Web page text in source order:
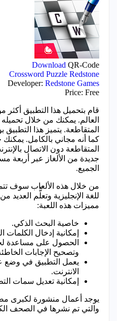
Download QR-Code
Crossword Puzzle Redstone
Developer:Redstone Games
Price:Free
قام بتحميل هذا التطبيق
العالم. يمكنك من خلال
المتقاطعة. يتميز هذا التطبيق
كما أنه مجاني بالكامل.
المتقاطعة دون الاتصال
جديدة من الألغاز عبر أربعة
الجميع.
من خلال هذه الألعاب سوف
للغة الإنجليزية وتعلُّم العديد
مميزات هذه اللعبة:
خاصية البحث الذكي.
إمكانية إدخال الكلمات
الحصول على مساعدة
وتصحيح الإجابات
يعمل التطبيق في وضع
الانترنت.
إمكانية تعديل سمات
يوجد أعمال منشورة لكبرى
والتي تم نشرها في الصحف